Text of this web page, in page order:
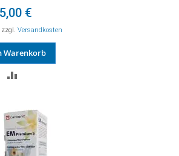
€
zzgl.Versandkosten
Warenkorb
HINZUFÜGEN